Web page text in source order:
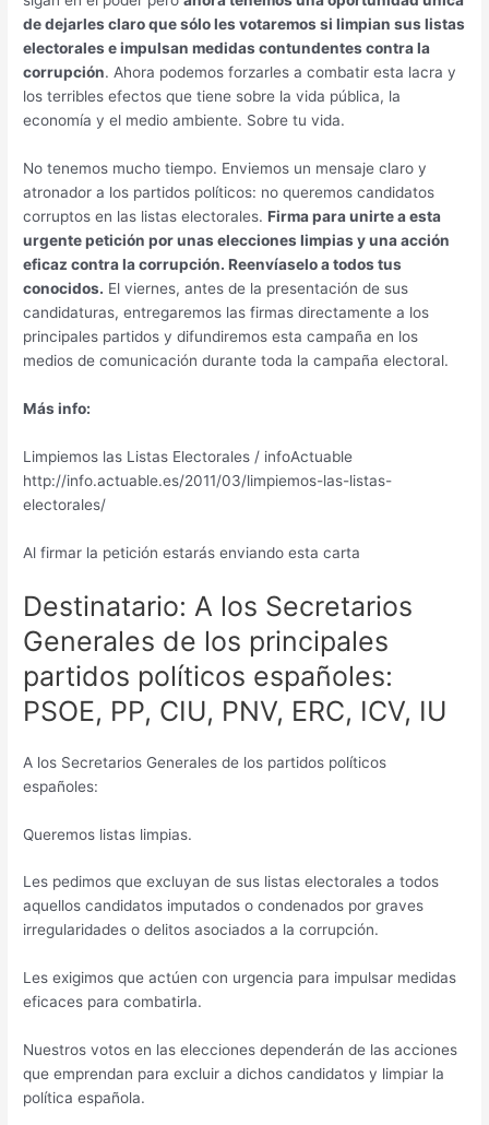
de dejarles claro que sólo les votaremos si limpian sus listas
electorales e impulsan medidas contundentes contra la
corrupción. Ahora podemos forzarles a combatir esta lacra y
los terribles efectos que tiene sobre la vida pública, la
economía y el medio ambiente. Sobre tu vida.
No tenemos mucho tiempo. Enviemos un mensaje claro y
atronador a los partidos políticos: no queremos candidatos
corruptos en las listas electorales.Firma para unirte a esta
urgente petición por unas elecciones limpias y una acción
eficaz contra la corrupción. Reenvíaselo a todos tus
conocidos. El viernes, antes de la presentación de sus
candidaturas, entregaremos las firmas directamente a los
principales partidos y difundiremos esta campaña en los
medios de comunicación durante toda la campaña electoral.
Más info:
Limpiemos las Listas Electorales / infoActuable
http://info.actuable.es/2011/03/limpiemos-las-listas-
electorales/
Al firmar la petición estarás enviando esta carta
Destinatario: A los Secretarios
Generales de los principales
partidos políticos españoles:
PSOE, PP, CIU, PNV, ERC, ICV, IU
A los Secretarios Generales de los partidos políticos
españoles:
Queremos listas limpias.
Les pedimos que excluyan de sus listas electorales a todos
aquellos candidatos imputados o condenados por graves
irregularidades o delitos asociados a la corrupción.
Les exigimos que actúen con urgencia para impulsar medidas
eficaces para combatirla.
Nuestros votos en las elecciones dependerán de las acciones
que emprendan para excluir a dichos candidatos y limpiar la
política española.